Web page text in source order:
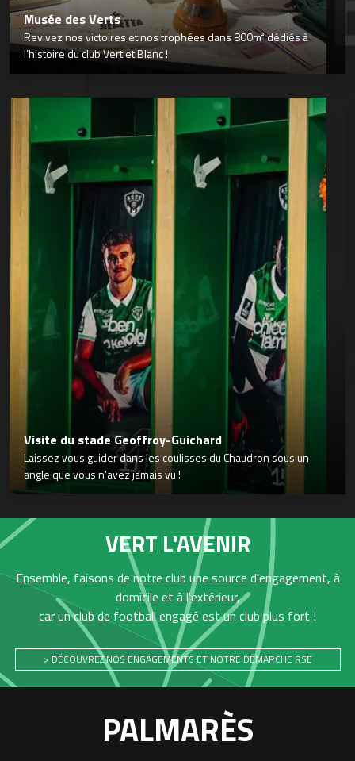
Musée des Verts
Revivez nos victoires et nos trophées dans 800m² dédiés à
l’histoire du club Vert et Blanc !
Visite du stade Geoffroy-Guichard
Laissez vous guider dans les coulisses du Chaudron sous un
angle que vous n’avez jamais vu !
VERT L'AVENIR
Ensemble, faisons de notre club une source d'engagement, à
domicile et à l'extérieur,
car un club de football engagé est un club plus fort !
> DÉCOUVREZ NOS ENGAGEMENTS ET NOTRE DÉMARCHE RSE
PALMARÈS